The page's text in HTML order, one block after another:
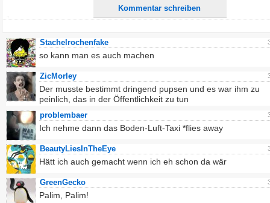
Kommentar schreiben
Stachelrochenfake
so kann man es auch machen
ZicMorley
Der musste bestimmt dringend pupsen und es war ihm zu
peinlich, das in der Öffentlichkeit zu tun
problembaer
Ich nehme dann das Boden-Luft-Taxi *flies away
BeautyLiesInTheEye
Hätt ich auch gemacht wenn ich eh schon da wär
GreenGecko
Palim, Palim!